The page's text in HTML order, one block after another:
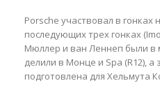
Porsche участвовал в гонках
последующих трех гонках
Мюллер и ван Леннеп были в
делили в Монце и Spa (R12), а
подготовлена для Хельмута